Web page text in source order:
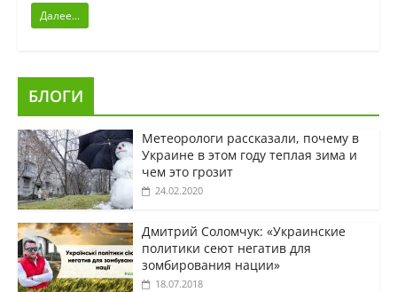
Далее...
БЛОГИ
Метеорологи рассказали, почему в
Украине в этом году теплая зима и
чем это грозит
24.02.2020
Дмитрий Соломчук: «Украинские
политики сеют негатив для
зомбирования нации»
18.07.2018